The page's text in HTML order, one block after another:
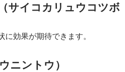
サイコカリュウコツボ
効果が期待できます。
ニントウ）